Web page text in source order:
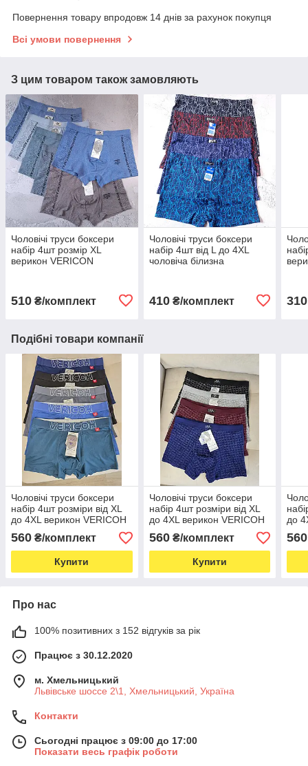
Повернення товару впродовж 14 днів за рахунок покупця
Всі умови повернення
З цим товаром також замовляють
Чоловічі труси боксери
набір 4шт розмір XL
верикон VERICON
510 ₴/комплект
Чоловічі труси боксери
набір 4шт від L до 4XL
чоловіча білизна
410₴/комплект 310
Подібні товари компанії
Чоловічі труси боксери
набір 4шт розміри від XL
до 4XL верикон VERICOH
чоловіча білизна
560 ₴/комплект
Купити
Чоловічі труси боксери
набір 4шт розміри від XL
до 4XL верикон VERICOH
чоловіча білизна
560₴/комплект
Купити
до
560
Про нас
100% позитивних з 152 відгуків за рік
Працює з 30.12.2020
м. Хмельницький
Львівське шоссе 2\1, Хмельницький, Україна
Контакти
Сьогодні працює з 09:00 до 17:00
Показати весь графік роботи